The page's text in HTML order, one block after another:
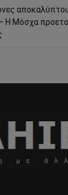
Μόσχα